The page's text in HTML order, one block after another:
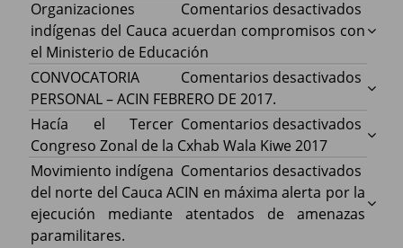
Comentarios desactivados
Cauca
con
de
Organizaciones
indígenas del Cauca acuerdan compromisos con
el Ministerio de Educación
Comentarios desactivados
ACIN
DE
CONVOCATORIA
PERSONAL – ACIN FEBRERO DE 2017.
Comentarios desactivados
Hacía
Hacía el Tercer
Congreso Zonal de la Cxhab Wala Kiwe 2017
Comentarios desactivados
Movimiento indígena
del norte del Cauca ACIN en máxima alerta por la
ejecución mediante atentados de amenazas
paramilitares.